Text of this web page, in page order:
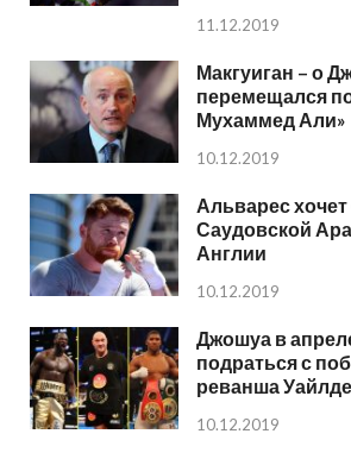
11.12.2019
Макгуиган – о
перемещался
Мухаммед Али»
10.12.2019
Альварес
Саудовской
Англии
10.12.2019
Джошуа в
подраться с
реванша
10.12.2019